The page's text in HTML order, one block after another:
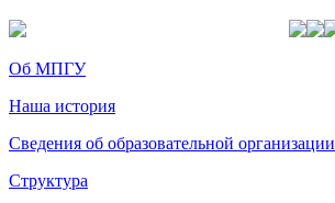
Об МПГУ
Наша история
Сведения об образовательной организации
Структура